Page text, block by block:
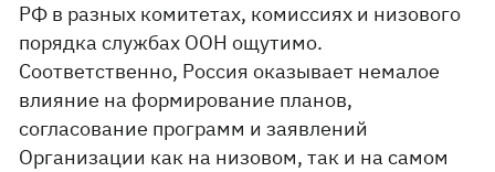
РФ в разных комитетах, комиссиях и низового
порядка службах ООН ощутимо.
Соответственно, Россия оказывает немалое
влияние на формирование планов,
согласование программ и заявлений
Организации как на низовом, так и на самом